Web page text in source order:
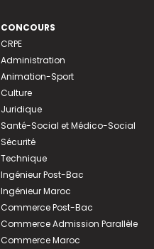
CONCOURS
CRPE
Administration
Animation-Sport
Culture
Juridique
Santé-Social et Médico-Social
Sécurité
Technique
Ingénieur Post-Bac
Ingénieur Maroc
Commerce Post-Bac
Commerce Admission Parallèle
Commerce Maroc